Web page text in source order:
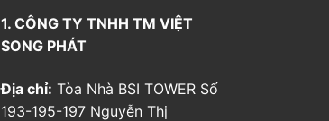
1. CÔNG TY TNHH TM VIỆT
SONG PHÁT
Địa chỉ: Tòa Nhà BSI TOWER Số
193-195-197 Nguyễn Thị